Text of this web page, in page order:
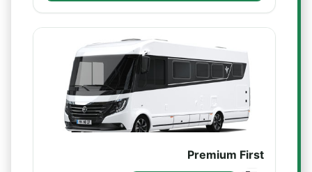
Premium First